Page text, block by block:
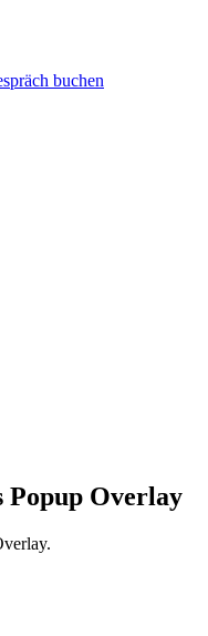
buchen
Popup Overlay